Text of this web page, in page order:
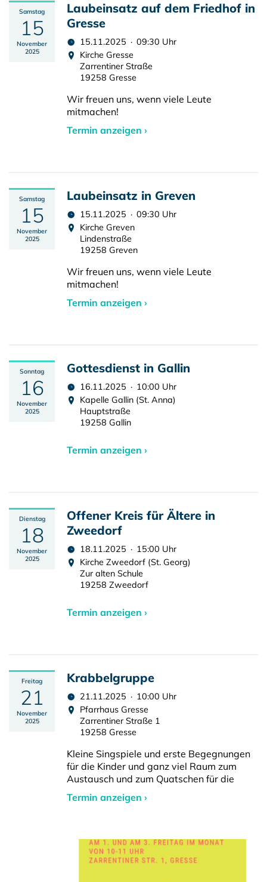
Samstag
15
November
2025
Laubeinsatz auf dem Friedhof in
Gresse
15.11.2025 · 09:30 Uhr
Kirche Gresse
Zarrentiner Straße
19258 Gresse
Wir freuen uns, wenn viele Leute
mitmachen!
Termin anzeigen ›
Samstag
15
November
2025
Laubeinsatz in Greven
15.11.2025 · 09:30 Uhr
Kirche Greven
Lindenstraße
19258 Greven
Wir freuen uns, wenn viele Leute
mitmachen!
Termin anzeigen ›
Sonntag
16
November
2025
Gottesdienst in Gallin
16.11.2025 · 10:00 Uhr
Kapelle Gallin (St. Anna)
Hauptstraße
19258 Gallin
Termin anzeigen ›
Dienstag
18
November
2025
Offener Kreis für Ältere in
Zweedorf
18.11.2025 · 15:00 Uhr
Kirche Zweedorf (St. Georg)
Zur alten Schule
19258 Zweedorf
Termin anzeigen ›
Freitag
21
November
2025
Krabbelgruppe
21.11.2025 · 10:00 Uhr
Pfarrhaus Gresse
Zarrentiner Straße 1
19258 Gresse
Kleine Singspiele und erste Begegnungen
für die Kinder und ganz viel Raum zum
Austausch und zum Quatschen für die
Termin anzeigen ›